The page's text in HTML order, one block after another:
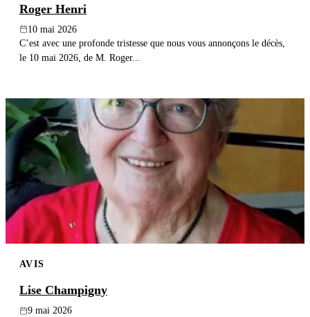
Roger Henri
10 mai 2026
C’est avec une profonde tristesse que nous vous annonçons le décès,
le 10 mai 2026, de M. Roger...
AVIS
Lise Champigny
9 mai 2026